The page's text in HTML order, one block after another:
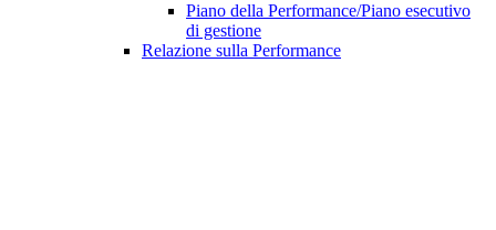
Piano della Performance/Piano esecutivo
di gestione
Relazione sulla Performance